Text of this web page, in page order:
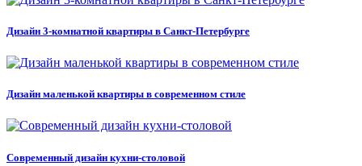
Дизайн 3-комнатной квартиры в Санкт-Петербурге
Дизайн маленькой квартиры в современном стиле
Современный дизайн кухни-столовой